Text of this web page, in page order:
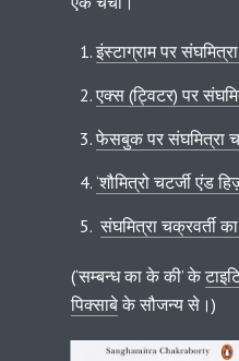
इंस्टाग्राम पर
एक्स (ट्विटर) पर
फेसबुक पर संघमित्रा
‘शौमित्रो चटर्जी एंड
संघमित्रा चक्रवर्ती
(‘सम्बन्ध का के की’ के
पिक्साबेके सौजन्य से।)